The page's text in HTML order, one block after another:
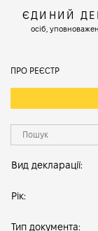
ЄДИНИЙ
осіб,
ПРО РЕЄСТР
Вид декларації:
Рік:
Тип документа: